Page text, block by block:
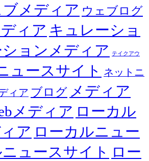
ブメディア ウェブログ
ィア キュレーショ
ョンメディア テイクアウ
ュースサイト ネットニ
ィア ブログ メディア
メディア ローカル
ア ローカルニュー
ュースサイト ロー